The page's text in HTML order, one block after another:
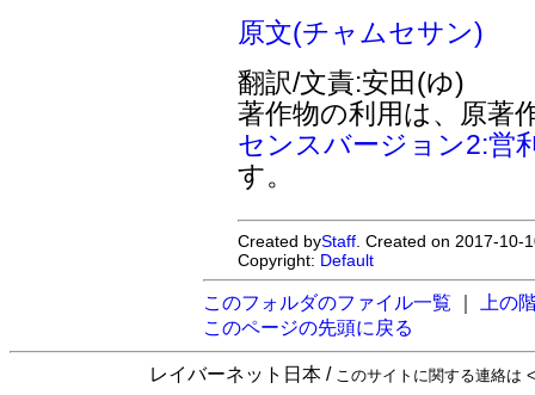
原文(チャムセサン)
翻訳/文責:安田(ゆ)
著作物の利用は、原著
センスバージョン2:営
す。
Created byStaff . Created on 2017-
Copyright: Default
このフォルダのファイル一覧
上の
このページの先頭に戻る
レイバーネット日本 / このサイトに関する連絡は